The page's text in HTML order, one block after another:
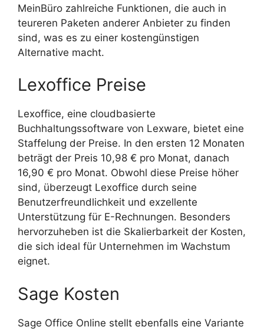
MeinBüro zahlreiche Funktionen, die auch in
teureren Paketen anderer Anbieter zu finden
sind, was es zu einer kostengünstigen
Alternative macht.
Lexoffice Preise
Lexoffice, eine cloudbasierte
Buchhaltungssoftware von Lexware, bietet eine
Staffelung der Preise. In den ersten 12 Monaten
beträgt der Preis 10,98 € pro Monat, danach
16,90 € pro Monat. Obwohl diese Preise höher
sind, überzeugt Lexoffice durch seine
Benutzerfreundlichkeit und exzellente
Unterstützung für E-Rechnungen. Besonders
hervorzuheben ist die Skalierbarkeit der Kosten,
die sich ideal für Unternehmen im Wachstum
eignet.
Sage Kosten
Sage Office Online stellt ebenfalls eine Variante